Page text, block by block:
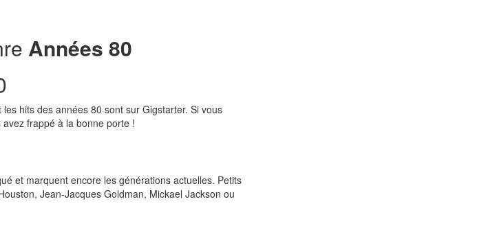
Années 80
hits des années 80 sont sur Gigstarter. Si vous
frappé à la bonne porte !
et marquent encore les générations actuelles. Petits
Jean-Jacques Goldman, Mickael Jackson ou